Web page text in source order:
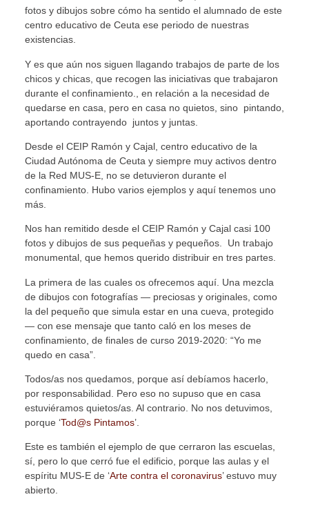
fotos y dibujos sobre cómo ha sentido el alumnado de este
centro educativo de Ceuta ese periodo de nuestras
existencias.
Y es que aún nos siguen llagando trabajos de parte de los
chicos y chicas, que recogen las iniciativas que trabajaron
durante el confinamiento., en relación a la necesidad de
quedarse en casa, pero en casa no quietos, sino pintando,
aportando contrayendo juntos y juntas.
Desde el CEIP Ramón y Cajal, centro educativo de la
Ciudad Autónoma de Ceuta y siempre muy activos dentro
de la Red MUS-E, no se detuvieron durante el
confinamiento. Hubo varios ejemplos y aquí tenemos uno
más.
Nos han remitido desde el CEIP Ramón y Cajal casi 100
fotos y dibujos de sus pequeñas y pequeños. Un trabajo
monumental, que hemos querido distribuir en tres partes.
La primera de las cuales os ofrecemos aquí. Una mezcla
de dibujos con fotografías — preciosas y originales, como
la del pequeño que simula estar en una cueva, protegido
— con ese mensaje que tanto caló en los meses de
confinamiento, de finales de curso 2019-2020: “Yo me
quedo en casa”.
Todos/as nos quedamos, porque así debíamos hacerlo,
por responsabilidad. Pero eso no supuso que en casa
estuviéramos quietos/as. Al contrario. No nos detuvimos,
porque ‘Tod@s Pintamos’.
Este es también el ejemplo de que cerraron las escuelas,
sí, pero lo que cerró fue el edificio, porque las aulas y el
espíritu MUS-E de ‘Arte contra el coronavirus’ estuvo muy
abierto.